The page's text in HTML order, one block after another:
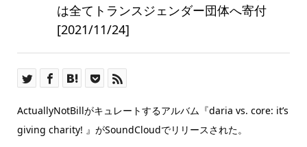
は全てトランスジェンダー団体へ寄付
[2021/11/24]
ActuallyNotBillがキュレートするアルバム『daria vs. core: it’s
giving charity! 』がSoundCloudでリリースされた。